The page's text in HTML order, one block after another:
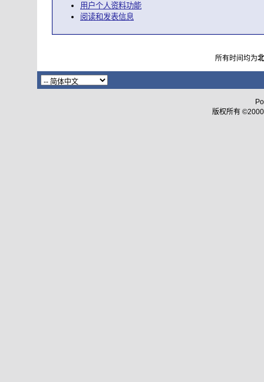
用户个人资料功能
阅读和发表信息
所有时间均为
版权所有